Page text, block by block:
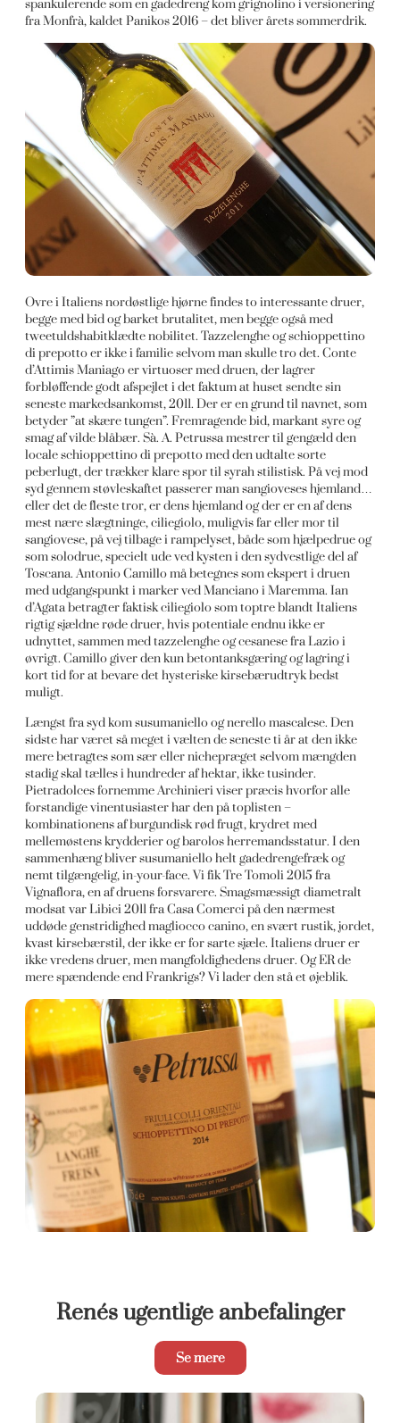
spankulerende som en gadedreng kom grignolino i versionering
fra Monfrà, kaldet Panikos 2016 – det bliver årets sommerdrik.
Ovre i Italiens nordøstlige hjørne findes to interessante druer,
begge med bid og barket brutalitet, men begge også med
tweetuldshabitklædte nobilitet. Tazzelenghe og schioppettino
di prepotto er ikke i familie selvom man skulle tro det. Conte
d’Attimis Maniago er virtuoser med druen, der lagrer
forbløffende godt afspejlet i det faktum at huset sendte sin
seneste markedsankomst, 2011. Der er en grund til navnet, som
betyder ”at skære tungen”. Fremragende bid, markant syre og
smag af vilde blåbær. Sà. A. Petrussa mestrer til gengæld den
locale schioppettino di prepotto med den udtalte sorte
peberlugt, der trækker klare spor til syrah stilistisk. På vej mod
syd gennem støvleskaftet passerer man sangioveses hjemland…
eller det de fleste tror, er dens hjemland og der er en af dens
mest nære slægtninge, ciliegiolo, muligvis far eller mor til
sangiovese, på vej tilbage i rampelyset, både som hjælpedrue og
som solodrue, specielt ude ved kysten i den sydvestlige del af
Toscana. Antonio Camillo må betegnes som ekspert i druen
med udgangspunkt i marker ved Manciano i Maremma. Ian
d’Agata betragter faktisk ciliegiolo som toptre blandt Italiens
rigtig sjældne røde druer, hvis potentiale endnu ikke er
udnyttet, sammen med tazzelenghe og cesanese fra Lazio i
øvrigt. Camillo giver den kun betontanksgæring og lagring i
kort tid for at bevare det hysteriske kirsebærudtryk bedst
muligt.
Længst fra syd kom susumaniello og nerello mascalese. Den
sidste har været så meget i vælten de seneste ti år at den ikke
mere betragtes som sær eller nichepræget selvom mængden
stadig skal tælles i hundreder af hektar, ikke tusinder.
Pietradolces fornemme Archinieri viser præcis hvorfor alle
forstandige vinentusiaster har den på toplisten –
kombinationens af burgundisk rød frugt, krydret med
mellemøstens krydderier og barolos herremandsstatur. I den
sammenhæng bliver susumaniello helt gadedrengefræk og
nemt tilgængelig, in-your-face. Vi fik Tre Tomoli 2015 fra
Vignaflora, en af druens forsvarere. Smagsmæssigt diametralt
modsat var Libici 2011 fra Casa Comerci på den nærmest
uddøde genstridighed magliocco canino, en svært rustik, jordet,
kvast kirsebærstil, der ikke er for sarte sjæle. Italiens druer er
ikke vredens druer, men mangfoldighedens druer. Og ER de
mere spændende end Frankrigs? Vi lader den stå et øjeblik.
Renés ugentlige anbefalinger
Se mere